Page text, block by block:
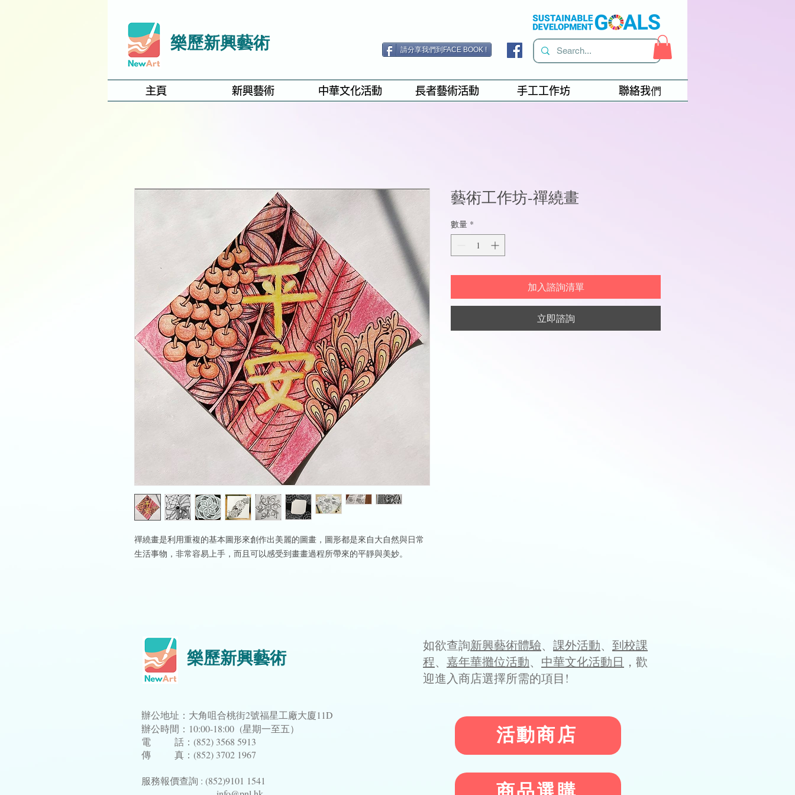
樂歷新興藝術 請分享我們到FACE BOOK !
主頁 新興藝術 中華文化活動 長者藝術活動 手工工作坊 聯絡我們
禪繞畫是利用重複的基本圖形來創作出美麗的圖畫，圖形都是來自大自然與日常
生活事物，非常容易上手，而且可以感受到畫畫過程所帶來的平靜與美妙。
藝術工作坊-禪繞畫
數量 *
加入諮詢清單
立即諮詢
樂歷新興藝術
辦公地址：大角咀合桃街2號福星工廠大廈11D
辦公時間：10:00-18:00 (星期一至五）
電 話：(852) 3568 5913
傳 真：(852) 3702 1967
服務報價查詢 : (852)9101 1541
如欲查詢新興藝術體驗、 課外活動、 到校課
程、 嘉年華攤位活動、 中華文化活動日 ，歡
迎進入商店選擇所需的項目!
活動商店